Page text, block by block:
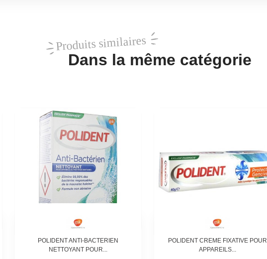
Produits similaires
Dans la même catégorie
POLIDENT ANTI-BACTERIEN
NETTOYANT POUR...
POLIDENT CREME FIXATIVE POUR
APPAREILS...